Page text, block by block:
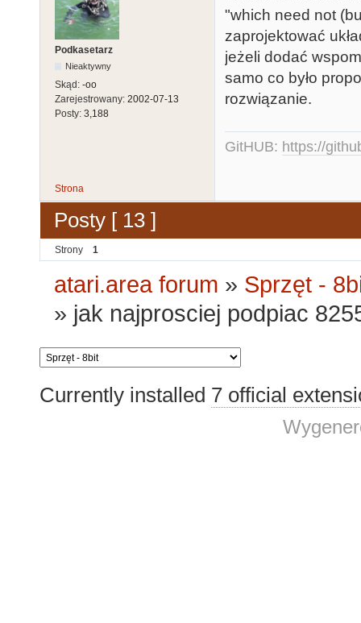
Podkasetarz
Nieaktywny
Skąd: -oo
Zarejestrowany: 2002-07-13
Posty: 3,188
"which need not
zaprojektować
jeżeli dodać
samo co było
rozwiązanie.
GitHUB: https://
Strona
Posty [ 13 ]
Strony 1
atari.area forum » Sprzęt -
» jak najprosciej podpiac
Currently installed 7 official